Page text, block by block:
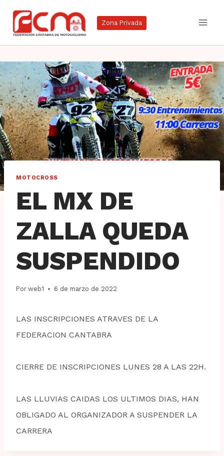
contenido
Zona Privada
MOTOCROSS
EL MX DE
ZALLA QUEDA
SUSPENDIDO
Por web1 6 de marzo de 2022
LAS INSCRIPCIONES ATRAVES DE LA
FEDERACION CANTABRA
CIERRE DE INSCRIPCIONES LUNES 28 A LAS 22H.
LAS LLUVIAS CAIDAS LOS ULTIMOS DIAS, HAN
OBLIGADO AL ORGANIZADOR A SUSPENDER LA
CARRERA